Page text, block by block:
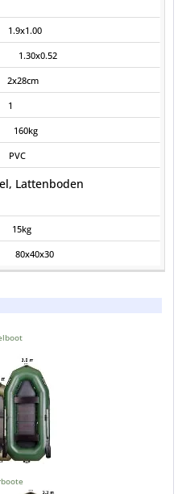
1.9x1.00
1.30x0.52
2x28cm
1
160kg
PVC
Lattenboden
15kg
80x40x30